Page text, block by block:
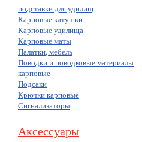
подставки для удилищ
Карповые катушки
Карповые удилища
Карповые маты
Палатки, мебель
Поводки и поводковые материалы
карповые
Подсаки
Крючки карповые
Сигнализаторы
Аксессуары